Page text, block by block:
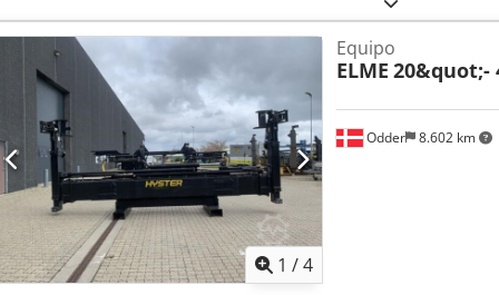
1 /4
Odder 8.602 km
Equipo
ELME 20&quot;-